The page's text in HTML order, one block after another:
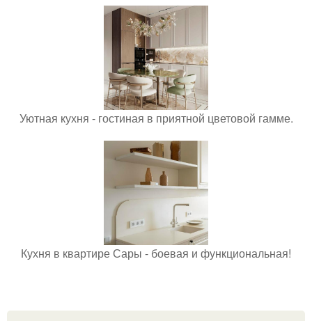
Уютная кухня - гостиная в приятной цветовой гамме.
Кухня в квартире Сары - боевая и функциональная!